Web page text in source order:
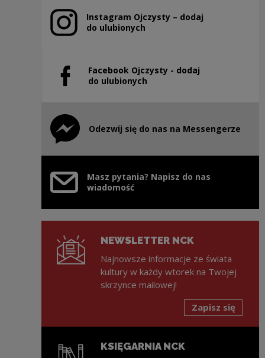
Instagram Ojczysty – dodaj
do ulubionych
Uwaga, link zostanie otwarty w nowym oknie
Facebook Ojczysty - dodaj
do ulubionych
Uwaga, link zostanie otwarty w nowym oknie
Odezwij się do nas na Messengerze
Uwaga, link zostanie otwarty w nowym oknie
Masz pytania? Napisz do nas
wiadomość
NEWSLETTER NCK
Najnowsze informacje ze świata
kultury w każdy wtorek na Twojej
skrzynce mailowej!
Zapisz się
KSIĘGARNIA NCK